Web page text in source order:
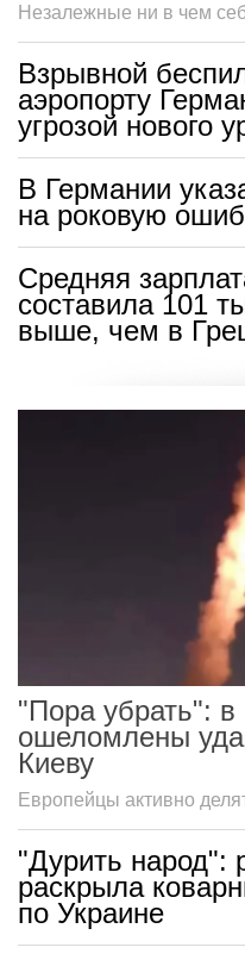
Незалежные ни в чем
Взрывной
аэропорту
угрозой нового
В Германии
на роковую
Средняя
составила 101
выше, чем в
"Пора убрать": в
ошеломлены
Киеву
Европейцы активно
"Дурить народ":
раскрыла
по Украине